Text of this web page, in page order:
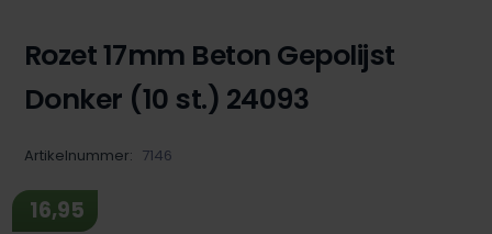
Rozet 17mm Beton Gepolijst
Donker (10 st.) 24093
Artikelnummer: 7146
16,95